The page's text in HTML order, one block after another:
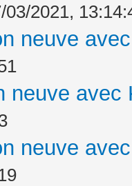
03/2021,
neuve
neuve avec
neuve